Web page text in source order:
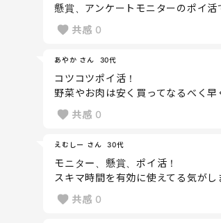
懸賞、アンケートモニターのポイ活
共感 0
あやか さん 30代
コツコツポイ活！
野菜やお肉は安く買ってなるべく早
共感 0
えむしー さん 30代
モニター、懸賞、ポイ活！
スキマ時間を有効に使えてる気がし
共感 0